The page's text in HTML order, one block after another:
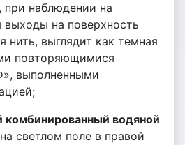
, при наблюдении на
на поверхность
нить, выглядит как темная
повторяющимися
выполненными
комбинированный водяной
светлом поле в правой